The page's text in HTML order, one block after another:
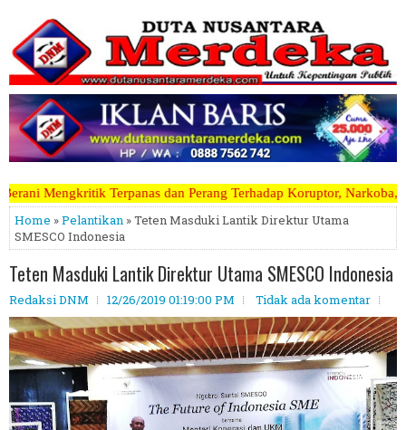
Perang Terhadap Koruptor, Narkoba, Teroris Musuh Rakyat
Home »Pelantikan » Teten Masduki Lantik Direktur Utama
SMESCO Indonesia
Teten Masduki Lantik Direktur Utama SMESCO Indonesia
Redaksi DNM 12/26/2019 01:19:00 PM Tidak ada komentar